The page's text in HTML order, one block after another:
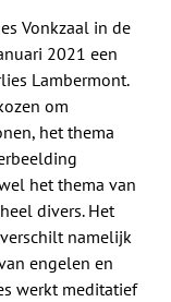
Vonkzaal in de
2021 een
Lambermont.
om
het thema
het thema van
divers. Het
namelijk
engelen en
werkt meditatief